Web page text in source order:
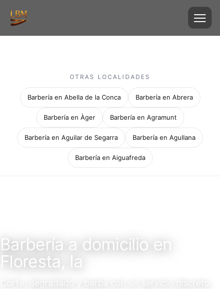
OTRAS LOCALIDADES
Barbería en Abella de la Conca Barbería en Abrera
Barbería en Àger Barbería en Agramunt
Barbería en Aguilar de Segarra Barbería en Agullana
Barbería en Aiguafreda
Barbería a domicilio en
Floresta, la
Corte, degradado y barba con un servicio discreto,